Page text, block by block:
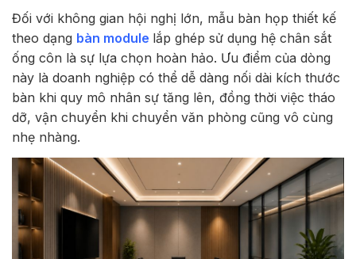
Đối với không gian hội nghị lớn, mẫu bàn họp thiết kế
theo dạng bàn module lắp ghép sử dụng hệ chân sắt
ống côn là sự lựa chọn hoàn hảo. Ưu điểm của dòng
này là doanh nghiệp có thể dễ dàng nối dài kích thước
bàn khi quy mô nhân sự tăng lên, đồng thời việc tháo
dỡ, vận chuyển khi chuyển văn phòng cũng vô cùng
nhẹ nhàng.